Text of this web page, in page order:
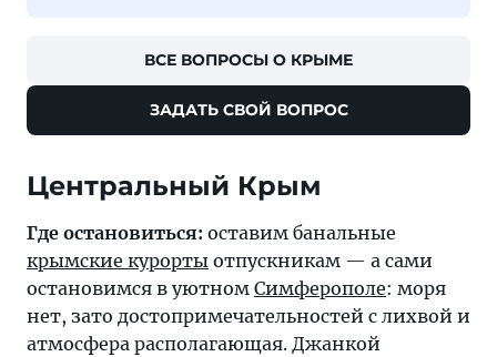
ВСЕ ВОПРОСЫ О КРЫМЕ
ЗАДАТЬ СВОЙ ВОПРОС
Центральный Крым
Где остановиться: оставим банальные
крымские курорты отпускникам — а сами
остановимся в уютном Симферополе: моря
нет, зато достопримечательностей с лихвой и
атмосфера располагающая. Джанкой